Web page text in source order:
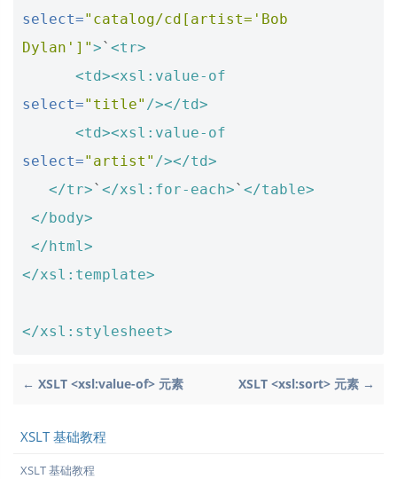
select="catalog/cd[artist='Bob
Dylan']">` <tr>
<td><xsl:value-of
select="title" /></td>
<td><xsl:value-of
select="artist" /></td>
</tr>` </xsl:for-each>` </table>
</body>
</html>
</xsl:template>
</xsl:stylesheet>
← XSLT <xsl:value-of> 元素 XSLT <xsl:sort> 元素 →
XSLT 基础教程
XSLT 基础教程